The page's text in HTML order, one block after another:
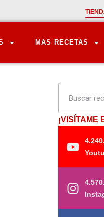
MAS RECETAS
¡VISÍTAME